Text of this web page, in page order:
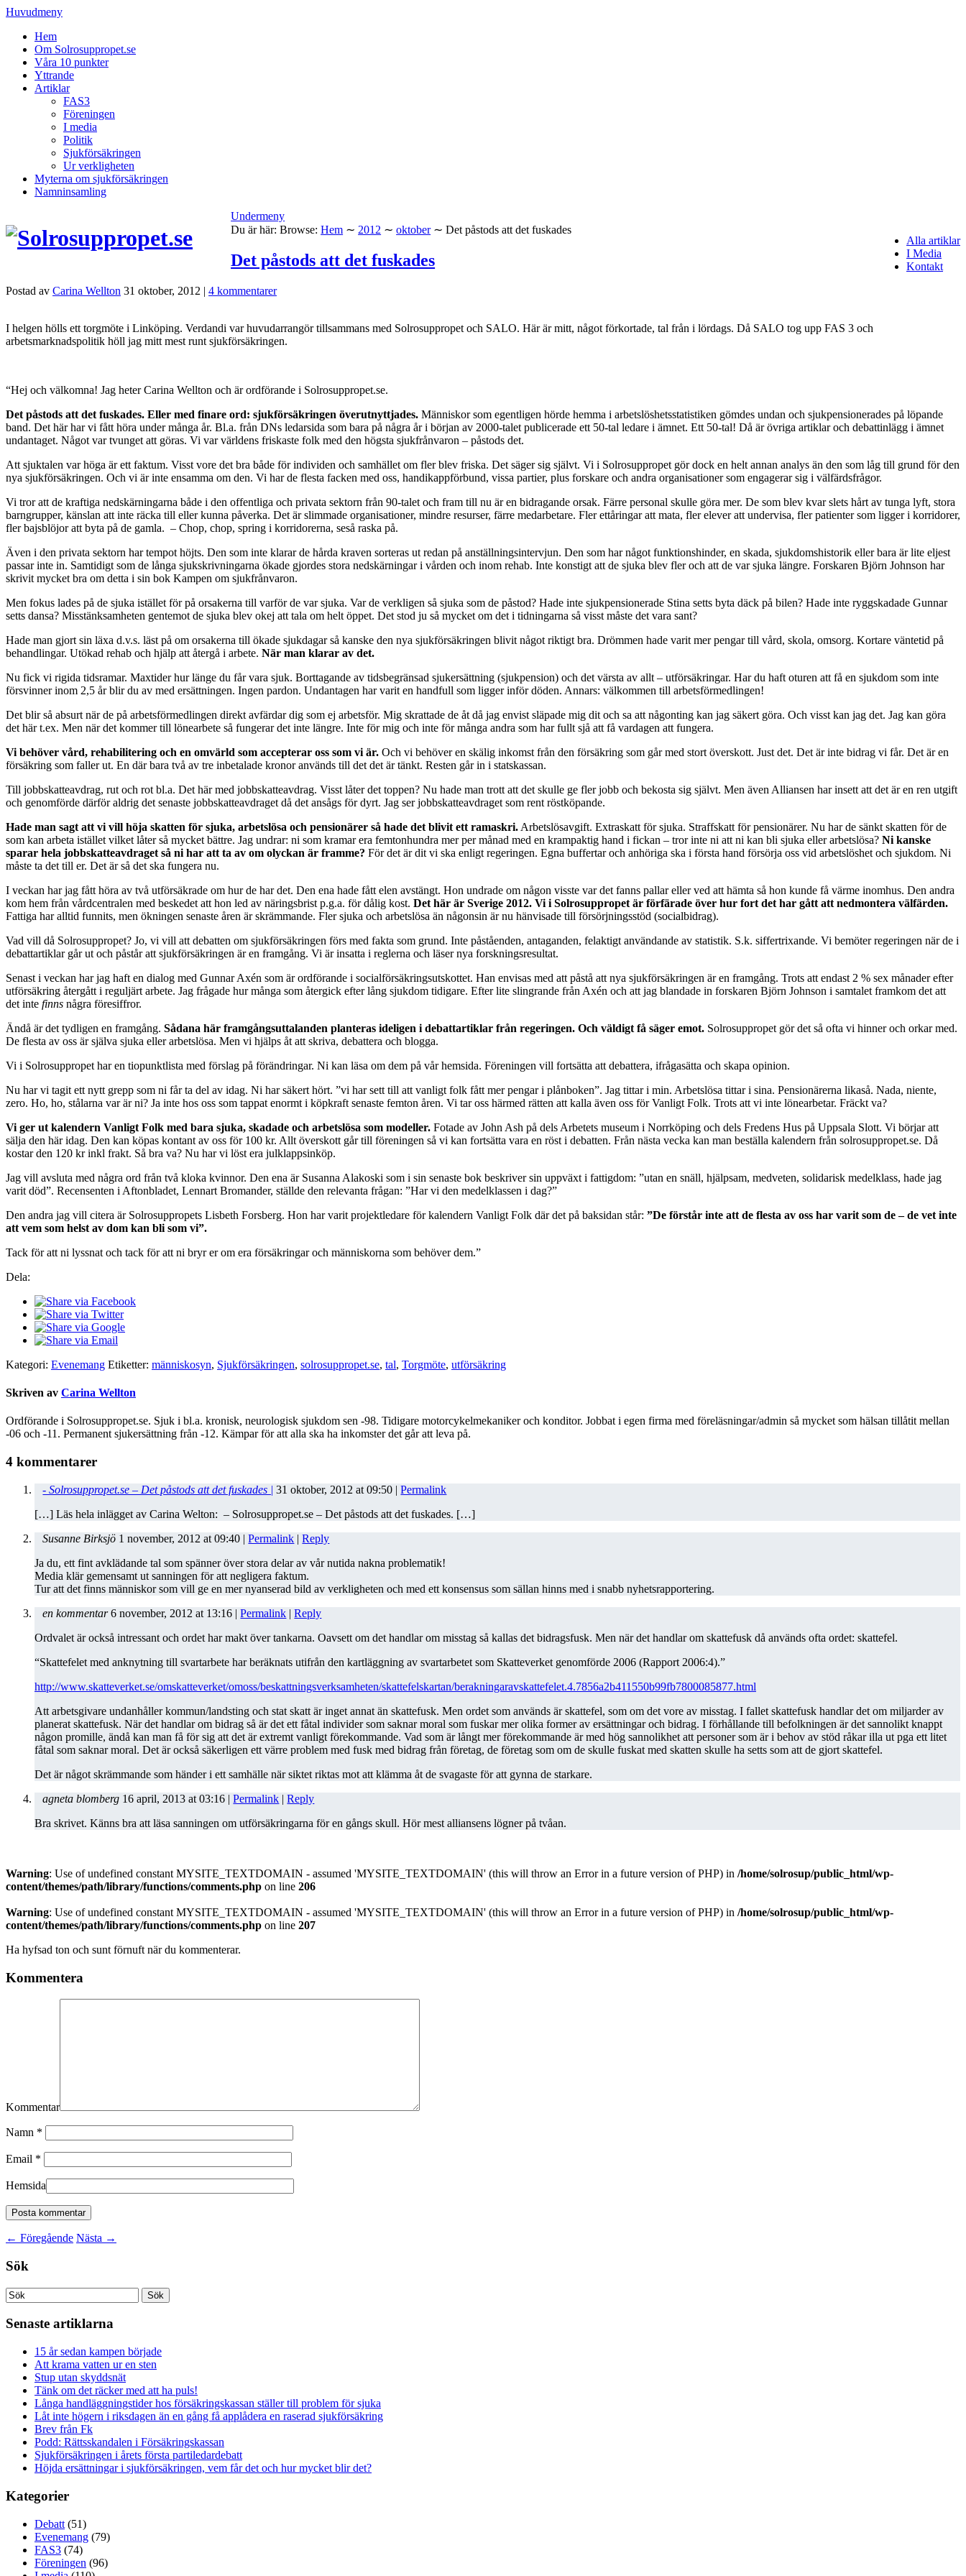
Huvudmeny
Hem
Om Solrosuppropet.se
Våra 10 punkter
Yttrande
Artiklar
FAS3
Föreningen
I media
Politik
Sjukförsäkringen
Ur verkligheten
Myterna om sjukförsäkringen
Namninsamling
Undermeny
Alla artiklar
I Media
Kontakt
Du är här: Browse: Hem ∼ 2012 ∼ oktober ∼ Det påstods att det fuskades
Det påstods att det fuskades
Postad av Carina Wellton 31 oktober, 2012 | 4 kommentarer
I helgen hölls ett torgmöte i Linköping. Verdandi var huvudarrangör tillsammans med Solrosuppropet och SALO. Här är mitt, något förkortade, tal från i lördags. Då SALO tog upp FAS 3 och
arbetsmarknadspolitik höll jag mitt mest runt sjukförsäkringen.
“Hej och välkomna! Jag heter Carina Wellton och är ordförande i Solrosuppropet.se.
Det påstods att det fuskades. Eller med finare ord: sjukförsäkringen överutnyttjades. Människor som egentligen hörde hemma i arbetslöshetsstatistiken gömdes undan och sjukpensionerades på löpande
band. Det här har vi fått höra under många år. Bl.a. från DNs ledarsida som bara på några år i början av 2000-talet publicerade ett 50-tal ledare i ämnet. Ett 50-tal! Då är övriga artiklar och debattinlägg i ämnet
undantaget. Något var tvunget att göras. Vi var världens friskaste folk med den högsta sjukfrånvaron – påstods det.
Att sjuktalen var höga är ett faktum. Visst vore det bra både för individen och samhället om fler blev friska. Det säger sig självt. Vi i Solrosuppropet gör dock en helt annan analys än den som låg till grund för den
nya sjukförsäkringen. Och vi är inte ensamma om den. Vi har de flesta facken med oss, handikappförbund, vissa partier, plus forskare och andra organisationer som engagerar sig i välfärdsfrågor.
Vi tror att de kraftiga nedskärningarna både i den offentliga och privata sektorn från 90-talet och fram till nu är en bidragande orsak. Färre personal skulle göra mer. De som blev kvar slets hårt av tunga lyft, stora
barngrupper, känslan att inte räcka till eller kunna påverka. Det är slimmade organisationer, mindre resurser, färre medarbetare. Fler ettåringar att mata, fler elever att undervisa, fler patienter som ligger i korridorer,
fler bajsblöjor att byta på de gamla. – Chop, chop, spring i korridorerna, seså raska på.
Även i den privata sektorn har tempot höjts. Den som inte klarar de hårda kraven sorteras ut redan på anställningsintervjun. Den som har något funktionshinder, en skada, sjukdomshistorik eller bara är lite eljest
passar inte in. Samtidigt som de långa sjukskrivningarna ökade gjordes stora nedskärningar i vården och inom rehab. Inte konstigt att de sjuka blev fler och att de var sjuka längre. Forskaren Björn Johnson har
skrivit mycket bra om detta i sin bok Kampen om sjukfrånvaron.
Men fokus lades på de sjuka istället för på orsakerna till varför de var sjuka. Var de verkligen så sjuka som de påstod? Hade inte sjukpensionerade Stina setts byta däck på bilen? Hade inte ryggskadade Gunnar
setts dansa? Misstänksamheten gentemot de sjuka blev okej att tala om helt öppet. Det stod ju så mycket om det i tidningarna så visst måste det vara sant?
Hade man gjort sin läxa d.v.s. läst på om orsakerna till ökade sjukdagar så kanske den nya sjukförsäkringen blivit något riktigt bra. Drömmen hade varit mer pengar till vård, skola, omsorg. Kortare väntetid på
behandlingar. Utökad rehab och hjälp att återgå i arbete. När man klarar av det.
Nu fick vi rigida tidsramar. Maxtider hur länge du får vara sjuk. Borttagande av tidsbegränsad sjukersättning (sjukpension) och det värsta av allt – utförsäkringar. Har du haft oturen att få en sjukdom som inte
försvinner inom 2,5 år blir du av med ersättningen. Ingen pardon. Undantagen har varit en handfull som ligger inför döden. Annars: välkommen till arbetsförmedlingen!
Det blir så absurt när de på arbetsförmedlingen direkt avfärdar dig som ej arbetsför. Mig skrattade de åt då jag envist släpade mig dit och sa att någonting kan jag säkert göra. Och visst kan jag det. Jag kan göra
det här t.ex. Men när det kommer till lönearbete så fungerar det inte längre. Inte för mig och inte för många andra som har fullt sjå att få vardagen att fungera.
Vi behöver vård, rehabilitering och en omvärld som accepterar oss som vi är. Och vi behöver en skälig inkomst från den försäkring som går med stort överskott. Just det. Det är inte bidrag vi får. Det är en
försäkring som faller ut. En där bara två av tre inbetalade kronor används till det det är tänkt. Resten går in i statskassan.
Till jobbskatteavdrag, rut och rot bl.a. Det här med jobbskatteavdrag. Visst låter det toppen? Nu hade man trott att det skulle ge fler jobb och bekosta sig självt. Men även Alliansen har insett att det är en ren utgift
och genomförde därför aldrig det senaste jobbskatteavdraget då det ansågs för dyrt. Jag ser jobbskatteavdraget som rent röstköpande.
Hade man sagt att vi vill höja skatten för sjuka, arbetslösa och pensionärer så hade det blivit ett ramaskri. Arbetslösavgift. Extraskatt för sjuka. Straffskatt för pensionärer. Nu har de sänkt skatten för de
som kan arbeta istället vilket låter så mycket bättre. Jag undrar: ni som kramar era femtonhundra mer per månad med en krampaktig hand i fickan – tror inte ni att ni kan bli sjuka eller arbetslösa? Ni kanske
sparar hela jobbskatteavdraget så ni har att ta av om olyckan är framme? För det är dit vi ska enligt regeringen. Egna buffertar och anhöriga ska i första hand försörja oss vid arbetslöshet och sjukdom. Ni
måste ta det till er. Det är så det ska fungera nu.
I veckan har jag fått höra av två utförsäkrade om hur de har det. Den ena hade fått elen avstängt. Hon undrade om någon visste var det fanns pallar eller ved att hämta så hon kunde få värme inomhus. Den andra
kom hem från vårdcentralen med beskedet att hon led av näringsbrist p.g.a. för dålig kost. Det här är Sverige 2012. Vi i Solrosuppropet är förfärade över hur fort det har gått att nedmontera välfärden.
Fattiga har alltid funnits, men ökningen senaste åren är skrämmande. Fler sjuka och arbetslösa än någonsin är nu hänvisade till försörjningsstöd (socialbidrag).
Vad vill då Solrosuppropet? Jo, vi vill att debatten om sjukförsäkringen förs med fakta som grund. Inte påståenden, antaganden, felaktigt användande av statistik. S.k. siffertrixande. Vi bemöter regeringen när de i
debattartiklar går ut och påstår att sjukförsäkringen är en framgång. Vi är insatta i reglerna och läser nya forskningsresultat.
Senast i veckan har jag haft en dialog med Gunnar Axén som är ordförande i socialförsäkringsutskottet. Han envisas med att påstå att nya sjukförsäkringen är en framgång. Trots att endast 2 % sex månader efter
utförsäkring återgått i reguljärt arbete. Jag frågade hur många som återgick efter lång sjukdom tidigare. Efter lite slingrande från Axén och att jag blandade in forskaren Björn Johnson i samtalet framkom det att
det inte finns några föresiffror.
Ändå är det tydligen en framgång. Sådana här framgångsuttalanden planteras ideligen i debattartiklar från regeringen. Och väldigt få säger emot. Solrosuppropet gör det så ofta vi hinner och orkar med.
De flesta av oss är själva sjuka eller arbetslösa. Men vi hjälps åt att skriva, debattera och blogga.
Vi i Solrosuppropet har en tiopunktlista med förslag på förändringar. Ni kan läsa om dem på vår hemsida. Föreningen vill fortsätta att debattera, ifrågasätta och skapa opinion.
Nu har vi tagit ett nytt grepp som ni får ta del av idag. Ni har säkert hört. ”vi har sett till att vanligt folk fått mer pengar i plånboken”. Jag tittar i min. Arbetslösa tittar i sina. Pensionärerna likaså. Nada, niente,
zero. Ho, ho, stålarna var är ni? Ja inte hos oss som tappat enormt i köpkraft senaste femton åren. Vi tar oss härmed rätten att kalla även oss för Vanligt Folk. Trots att vi inte lönearbetar. Fräckt va?
Vi ger ut kalendern Vanligt Folk med bara sjuka, skadade och arbetslösa som modeller. Fotade av John Ash på dels Arbetets museum i Norrköping och dels Fredens Hus på Uppsala Slott. Vi börjar att
sälja den här idag. Den kan köpas kontant av oss för 100 kr. Allt överskott går till föreningen så vi kan fortsätta vara en röst i debatten. Från nästa vecka kan man beställa kalendern från solrosuppropet.se. Då
kostar den 120 kr inkl frakt. Så bra va? Nu har vi löst era julklappsinköp.
Jag vill avsluta med några ord från två kloka kvinnor. Den ena är Susanna Alakoski som i sin senaste bok beskriver sin uppväxt i fattigdom: ”utan en snäll, hjälpsam, medveten, solidarisk medelklass, hade jag
varit död”. Recensenten i Aftonbladet, Lennart Bromander, ställde den relevanta frågan: ”Har vi den medelklassen i dag?”
Den andra jag vill citera är Solrosuppropets Lisbeth Forsberg. Hon har varit projektledare för kalendern Vanligt Folk där det på baksidan står: ”De förstår inte att de flesta av oss har varit som de – de vet inte
att vem som helst av dom kan bli som vi”.
Tack för att ni lyssnat och tack för att ni bryr er om era försäkringar och människorna som behöver dem.”
Dela:
Kategori: Evenemang Etiketter: människosyn, Sjukförsäkringen, solrosuppropet.se, tal, Torgmöte, utförsäkring
Skriven av Carina Wellton
Ordförande i Solrosuppropet.se. Sjuk i bl.a. kronisk, neurologisk sjukdom sen -98. Tidigare motorcykelmekaniker och konditor. Jobbat i egen firma med föreläsningar/admin så mycket som hälsan tillåtit mellan
-06 och -11. Permanent sjukersättning från -12. Kämpar för att alla ska ha inkomster det går att leva på.
4 kommentarer
- Solrosuppropet.se – Det påstods att det fuskades | 31 oktober, 2012 at09:50 |Permalink
[…] Läs hela inlägget av Carina Welton: – Solrosuppropet.se – Det påstods att det fuskades. […]
Susanne Birksjö 1 november, 2012 at09:40 |Permalink |Reply
Ja du, ett fint avklädande tal som spänner över stora delar av vår nutida nakna problematik!
Media klär gemensamt ut sanningen för att negligera faktum.
Tur att det finns människor som vill ge en mer nyanserad bild av verkligheten och med ett konsensus som sällan hinns med i snabb nyhetsrapportering.
en kommentar 6 november, 2012 at 13:16 |Permalink |Reply
Ordvalet är också intressant och ordet har makt över tankarna. Oavsett om det handlar om misstag så kallas det bidragsfusk. Men när det handlar om skattefusk då används ofta ordet: skattefel.
“Skattefelet med anknytning till svartarbete har beräknats utifrån den kartläggning av svartarbetet som Skatteverket genomförde 2006 (Rapport 2006:4).”
http://www.skatteverket.se/omskatteverket/omoss/beskattningsverksamheten/skattefelskartan/berakningaravskattefelet.4.7856a2b411550b99fb7800085877.html
Att arbetsgivare undanhåller kommun/landsting och stat skatt är inget annat än skattefusk. Men ordet som används är skattefel, som om det vore av misstag. I fallet skattefusk handlar det om miljarder av
planerat skattefusk. När det handlar om bidrag så är det ett fåtal individer som saknar moral som fuskar mer olika former av ersättningar och bidrag. I förhållande till befolkningen är det sannolikt knappt
någon promille, ändå kan man få för sig att det är extremt vanligt förekommande. Vad som är långt mer förekommande är med hög sannolikhet att personer som är i behov av stöd råkar illa ut pga ett litet
fåtal som saknar moral. Det är också säkerligen ett värre problem med fusk med bidrag från företag, de företag som om de skulle fuskat med skatten skulle ha setts som att de gjort skattefel.
Det är något skrämmande som händer i ett samhälle när siktet riktas mot att klämma åt de svagaste för att gynna de starkare.
agneta blomberg 16 april, 2013 at03:16 |Permalink |Reply
Bra skrivet. Känns bra att läsa sanningen om utförsäkringarna för en gångs skull. Hör mest alliansens lögner på tvåan.
Warning: Use of undefined constant MYSITE_TEXTDOMAIN - assumed 'MYSITE_TEXTDOMAIN' (this will throw an Error in a future version of PHP) in /home/solrosup/public_html/wp-
content/themes/path/library/functions/comments.php on line 206
Warning: Use of undefined constant MYSITE_TEXTDOMAIN - assumed 'MYSITE_TEXTDOMAIN' (this will throw an Error in a future version of PHP) in /home/solrosup/public_html/wp-
content/themes/path/library/functions/comments.php on line 207
Ha hyfsad ton och sunt förnuft när du kommenterar.
Kommentera
Kommentar
Namn *
Email *
Hemsida
← Föregående Nästa →
Sök
Senaste artiklarna
15 år sedan kampen började
Att krama vatten ur en sten
Stup utan skyddsnät
Tänk om det räcker med att ha puls!
Långa handläggningstider hos försäkringskassan ställer till problem för sjuka
Låt inte högern i riksdagen än en gång få applådera en raserad sjukförsäkring
Brev från Fk
Podd: Rättsskandalen i Försäkringskassan
Sjukförsäkringen i årets första partiledardebatt
Höjda ersättningar i sjukförsäkringen, vem får det och hur mycket blir det?
Kategorier
Debatt (51)
Evenemang (79)
FAS3 (74)
Föreningen (96)